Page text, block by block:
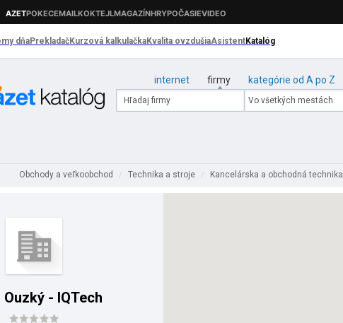
internet firmy kategórie od A po Z
Obchody a veľkoobchod / Technika a stroje / Kancelárska a obchodná technika
- IQTech